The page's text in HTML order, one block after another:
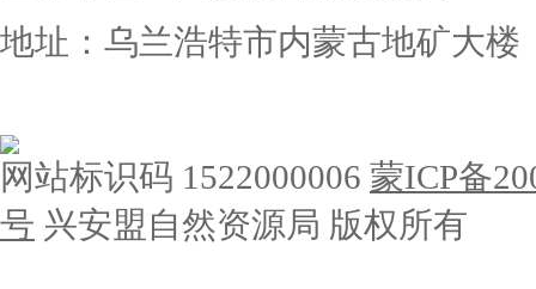
地址：乌兰浩特市内蒙古地矿大楼
网站标识码 1522000006 蒙ICP备
号 兴安盟自然资源局 版权所有